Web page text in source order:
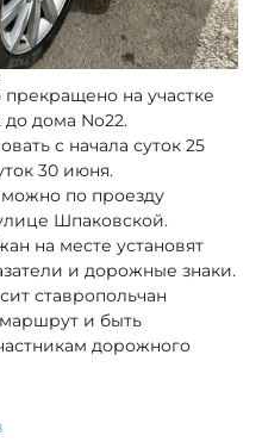
на участке
дома No22.
с начала суток 25
30 июня.
можно по проезду
Шпаковской.
на месте установят
и дорожные знаки.
ставропольчан
и быть
дорожного